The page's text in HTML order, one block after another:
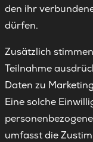
den ihr
dürfen.
Zusätzlich
Teilnahme
Daten zu
Eine solche
umfasst die